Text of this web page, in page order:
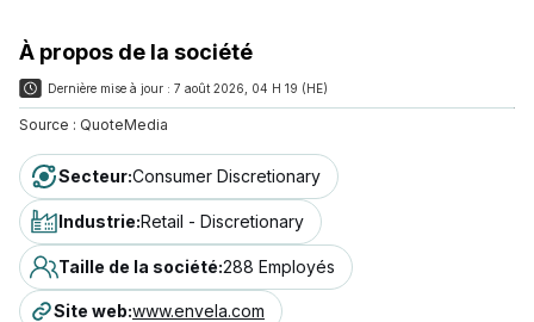
À propos de la société
Dernière mise à jour : 7 août 2026, 04 H 19 (HE)
Source : QuoteMedia
Secteur:Consumer Discretionary
Industrie:Retail - Discretionary
Taille de la société:288 Employés
Site web:www.envela.com